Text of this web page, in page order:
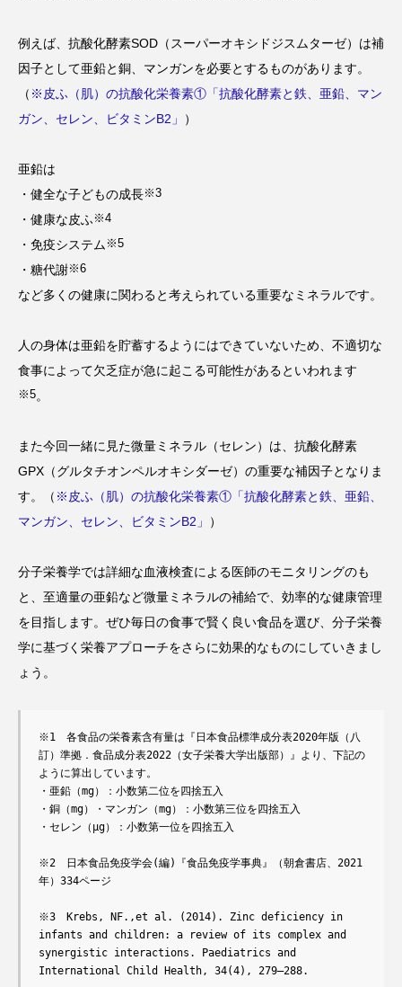
例えば、抗酸化酵素SOD（スーパーオキシドジスムターゼ）は補
因子として亜鉛と銅、マンガンを必要とするものがあります。
（ ※皮ふ（肌）の抗酸化栄養素①「抗酸化酵素と鉄、亜鉛、マン
ガン、セレン、ビタミンB2」
）
亜鉛は
・健全な子どもの成長※3
・健康な皮ふ ※4
・免疫システム ※5
・糖代謝※6
など多くの健康に関わると考えられている重要なミネラルです。
人の身体は亜鉛を貯蓄するようにはできていないため、不適切な
食事によって欠乏症が急に起こる可能性があるといわれます
※5。
また今回一緒に見た微量ミネラル（セレン）は、抗酸化酵素
GPX（グルタチオンペルオキシダーゼ）の重要な補因子となりま
す。（ ※皮ふ（肌）の抗酸化栄養素①「抗酸化酵素と鉄、亜鉛、
マンガン、セレン、ビタミンB2」
）
分子栄養学では詳細な血液検査による医師のモニタリングのも
と、至適量の亜鉛など微量ミネラルの補給で、効率的な健康管理
を目指します。ぜひ毎日の食事で賢く良い食品を選び、分子栄養
学に基づく栄養アプローチをさらに効果的なものにしていきまし
ょう。
※1　各食品の栄養素含有量は『日本食品標準成分表2020年版（八
訂）準拠．食品成分表2022（女子栄養大学出版部）』より、下記の
ように算出しています。
・亜鉛（mg）：小数第二位を四捨五入
・銅（mg）・マンガン（mg）：小数第三位を四捨五入
・セレン（μg）：小数第一位を四捨五入
※2　日本食品免疫学会(編)『食品免疫学事典』（朝倉書店、2021
年）334ページ
※3　Krebs, NF.,et al. (2014). Zinc deficiency in
infants and children: a review of its complex and
synergistic interactions. Paediatrics and
International Child Health, 34(4), 279–288.